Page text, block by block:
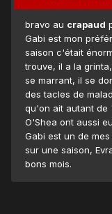
bravo au crapaud
Gabi est mon
saison c'était
trouve, il a la
se marrant, il se
des tacles de
qu'on ait autant de
O'Shea ont aussi
Gabi est un de
sur une saison,
bons mois.